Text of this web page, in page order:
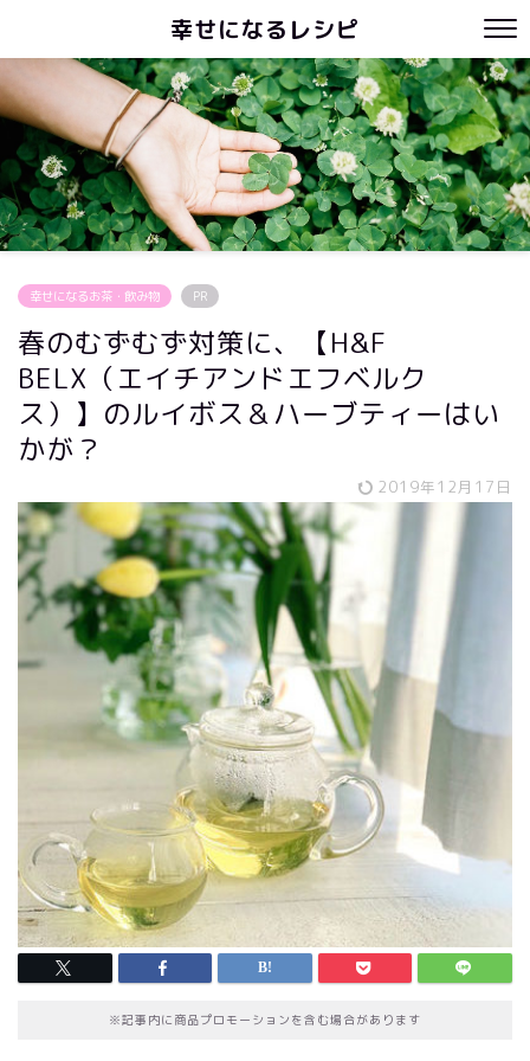
幸せになるレシピ
幸せになるお茶・飲み物 PR
春のむずむず対策に、【H&F
BELX（エイチアンドエフベルク
ス）】のルイボス＆ハーブティーはい
かが？
2019年12月17日
※記事内に商品プロモーションを含む場合があります